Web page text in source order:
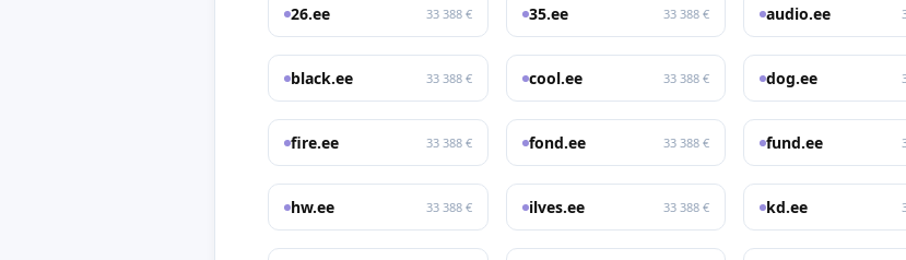
26.ee 33 388 € 35.ee 33 388 € audio.ee
black.ee 33 388 € cool.ee 33 388 € dog.ee
fire.ee 33 388 € fond.ee 33 388 € fund.ee
hw.ee 33 388 € ilves.ee 33 388 € kd.ee